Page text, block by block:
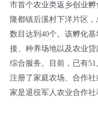
市首个农业类返乡创业
隆都镇后溪村下洋片区
数目达到40个。该孵化
接、种养场地以及农业
综合服务。目前，已有51
注册了家庭农场、合作
家是退役军人农业合作社